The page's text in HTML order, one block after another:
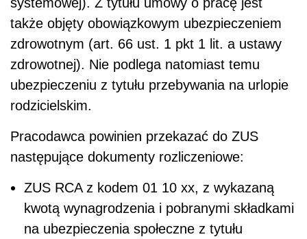
także objęty obowiązkowym ubezpieczeniem
zdrowotnym (art. 66 ust. 1 pkt 1 lit. a ustawy
zdrowotnej). Nie podlega natomiast temu
ubezpieczeniu z tytułu przebywania na urlopie
rodzicielskim.
Pracodawca powinien przekazać do ZUS
następujące dokumenty rozliczeniowe:
ZUS RCA z kodem 01 10 xx, z wykazaną
kwotą wynagrodzenia i pobranymi składkami
na ubezpieczenia społeczne z tytułu